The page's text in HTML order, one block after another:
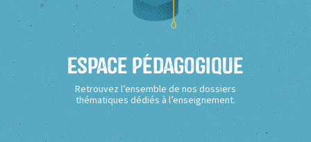
Espace Pédagogique
Retrouvez l’ensemble de nos dossiers
thématiques dédiés à l’enseignement.